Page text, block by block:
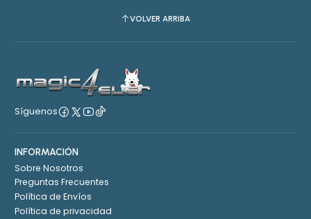
VOLVER ARRIBA
Síguenos
INFORMACIÓN
Sobre Nosotros
Preguntas Frecuentes
Política de Envíos
Política de privacidad